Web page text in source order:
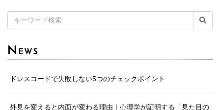
索:
N EWS
ドレスコードで失敗しない5つのチェックポイント
外見を変えると内面が変わる理由｜心理学が証明する「見た目の